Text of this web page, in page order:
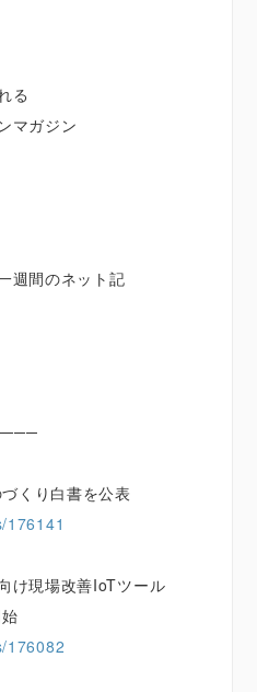
る
マガジン
週間のネット記
くり白書を公表
け現場改善IoTツール
176082